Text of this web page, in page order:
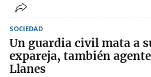
SOCIEDAD
Un guardia civil mata a
expareja, también
Llanes